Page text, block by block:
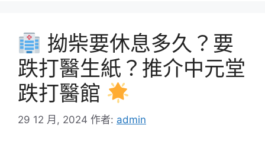
拗柴要休息多久？要
跌打醫生紙？推介中元堂
跌打醫館
29 12 月, 2024 作者: admin